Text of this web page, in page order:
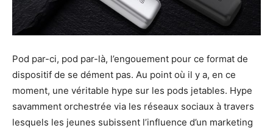
Pod par-ci, pod par-là, l’engouement pour ce format de
dispositif de se dément pas. Au point où il y a, en ce
moment, une véritable hype sur les pods jetables. Hype
savamment orchestrée via les réseaux sociaux à travers
lesquels les jeunes subissent l’influence d’un marketing